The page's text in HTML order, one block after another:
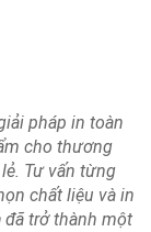
pháp in toàn
cho thương
Tư vấn từng
chất liệu và in
đã trở thành một